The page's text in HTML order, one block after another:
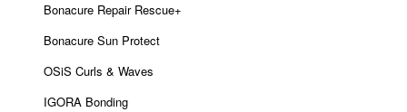
Bonacure Repair Rescue+
Bonacure Sun Protect
OSiS Curls & Waves
IGORA Bonding